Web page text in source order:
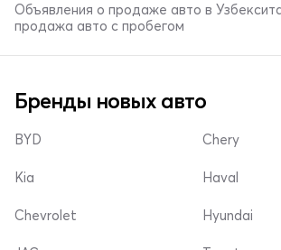
Объявления о продаже авто в
продажа авто с пробегом
Бренды новых авто
BYD
Kia
Chevrolet
Chery
Haval
Hyundai